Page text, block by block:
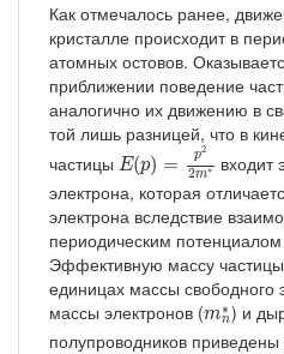
Как отмечалось ранее,
кристалле происходит в
атомных остовов.
приближении поведение
аналогично их движению в
той лишь разницей, что в
частицы E(p) = p2
2m∗
E(p)=p22m∗
входит
электрона, которая
электрона вследствие
периодическим потенциалом
Эффективную массу частицы
единицах массы
массы электронов (m∗
n
mn∗
) и
полупроводников